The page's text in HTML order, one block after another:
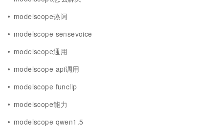
modelscope热词
modelscope sensevoice
modelscope通用
modelscope api调用
modelscope funclip
modelscope能力
modelscope qwen1.5